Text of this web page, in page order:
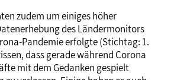
zudem um einiges höher
des Ländermonitors
Pandemie erfolgte (Stichtag: 1.
dass gerade während Corona
mit dem Gedanken gespielt